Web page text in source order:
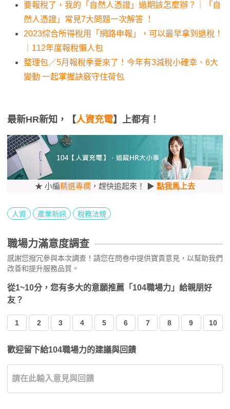
要報稅了，我的「自然人憑證」過期該怎麼辦？｜「自
然人憑證」常見7大問題一次解答 ！
2023綜合所得稅用「網路申報」，可以最早拿到退稅！
｜112年度報稅懶人包
整理包／5月報稅季要來了！今年有3減稅小確幸、6大
變動 一起掌握訣竅守住荷包
最新HR新知，【人資充電】上都有！
★ 小編精選專欄 ，趕快追起來！ ▶ 點我馬上去
人資 產業新訊 稅務法規
職場力滿意度調查
感謝您撥冗參與本次調查！請您在問卷中提供寶貴意見，以幫助我們
改善和提升服務品質。
從1~10分，您有多大的意願推薦「104職場力」給親朋好
友？
1 2 3 4 5 6 7 8 9 10
歡迎留下給104職場力的建議與回饋